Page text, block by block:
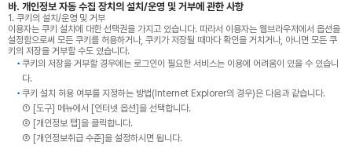
바. 개인정보 자동 수집 장치의 설치/운영 및 거부에 관한 사항
1. 쿠키의 설치/운영 및 거부
이용자는 쿠키 설치에 대한 선택권을 가지고 있습니다. 따라서 이용자는 웹브라우저에서 옵션을
설정함으로써 모든 쿠키를 허용하거나, 쿠키가 저장될 때마다 확인을 거치거나, 아니면 모든 쿠
키의 저장을 거부할 수도 있습니다.
쿠키의 저장을 거부할 경우에는 로그인이 필요한 서비스는 이용에 어려움이 있을 수 있습니
다.
쿠키 설치 허용 여부를 지정하는 방법(Internet Explorer의 경우)은 다음과 같습니다.
① [도구] 메뉴에서 [인터넷 옵션]을 선택합니다.
② [개인정보 탭]을 클릭합니다.
③ [개인정보취급 수준]을 설정하시면 됩니다.